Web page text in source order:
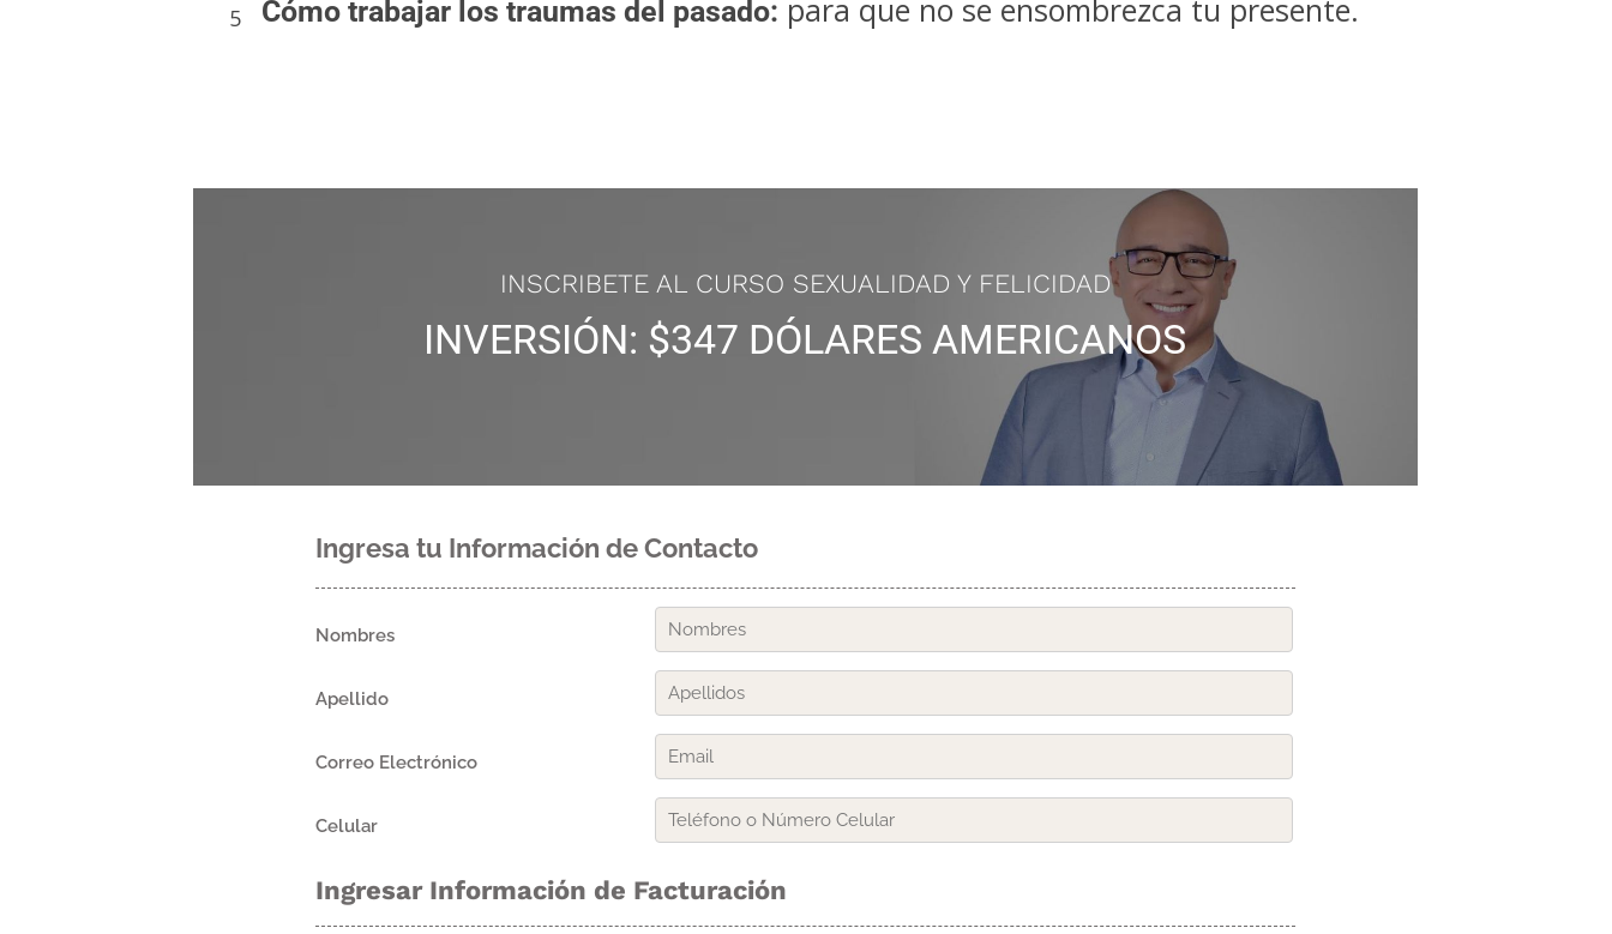
5 Cómo trabajar los traumas del pasado: para que no se ensombrezca tu presente.